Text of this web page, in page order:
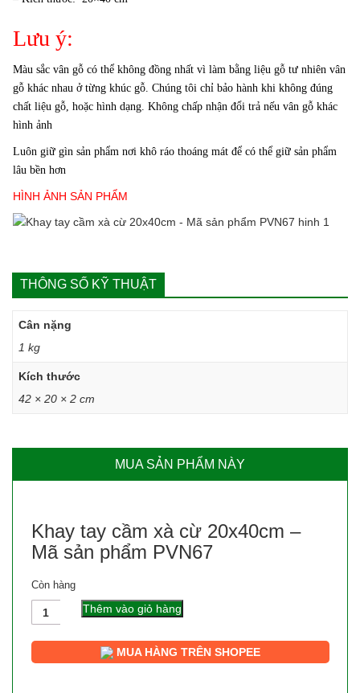
Lưu ý:
Màu sắc vân gỗ có thể không đồng nhất vì làm bằng liệu gỗ tư nhiên vân
gỗ khác nhau ở từng khúc gỗ. Chúng tôi chỉ bảo hành khi không đúng
chất liệu gỗ, hoặc hình dạng. Không chấp nhận đổi trả nếu vân gỗ khác
hình ảnh
Luôn giữ gìn sản phẩm nơi khô ráo thoáng mát để có thể giữ sản phẩm
lâu bền hơn
HÌNH ẢNH SẢN PHẨM
THÔNG SỐ KỸ THUẬT
Cân nặng
1 kg
Kích thước
42 × 20 × 2 cm
MUA SẢN PHẨM NÀY
Khay tay cầm xà cừ 20x40cm –
Mã sản phẩm PVN67
Còn hàng
Số
lượng
Thêm vào giỏ hàng
MUA HÀNG TRÊN SHOPEE